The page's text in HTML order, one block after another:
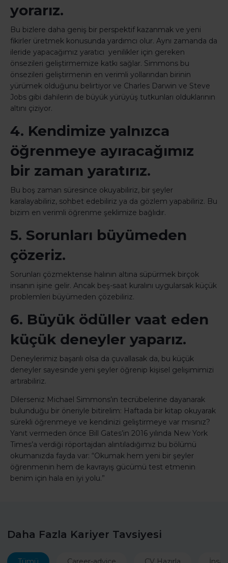
yorarız.
Bu bizlere daha geniş bir perspektif kazanmak ve yeni
fikirler üretmek konusunda yardımcı olur. Aynı zamanda da
ileride yapacağımız yaratıcı yenilikler için gereken
önsezileri geliştirmemize katkı sağlar. Simmons bu
önsezileri geliştirmenin en verimli yollarından birinin
yürümek olduğunu belirtiyor ve Charles Darwin ve Steve
Jobs gibi dahilerin de büyük yürüyüş tutkunları olduklarının
altını çiziyor.
4. Kendimize yalnızca
öğrenmeye ayıracağımız
bir zaman yaratırız.
Bu boş zaman süresince okuyabiliriz, bir şeyler
karalayabiliriz, sohbet edebiliriz ya da gözlem yapabiliriz. Bu
bizim en verimli öğrenme şeklimize bağlıdır.
5. Sorunları büyümeden
çözeriz.
Sorunları çözmektense halının altına süpürmek birçok
insanın işine gelir. Ancak beş-saat kuralını uygularsak küçük
problemleri büyümeden çözebiliriz.
6. Büyük ödüller vaat eden
küçük deneyler yaparız.
Deneylerimiz başarılı olsa da çuvallasak da, bu küçük
deneyler sayesinde yeni şeyler öğrenip kişisel gelişimimizi
artırabiliriz.
Dilerseniz Michael Simmons’ın tecrübelerine dayanarak
bulunduğu bir öneriyle bitirelim: Haftada bir kitap okuyarak
sürekli öğrenmeye ve kendinizi geliştirmeye var mısınız?
Yanıt vermeden önce Bill Gates’in 2016 yılında New York
Times’a verdiği röportajdan alıntıladığımız bu bölümü
okumanızda fayda var: “Okumak hem yeni bir şeyler
öğrenmenin hem de kavrayış gücümü test etmenin
benim için hala en iyi yolu.”
Daha Fazla Kariyer Tavsiyesi